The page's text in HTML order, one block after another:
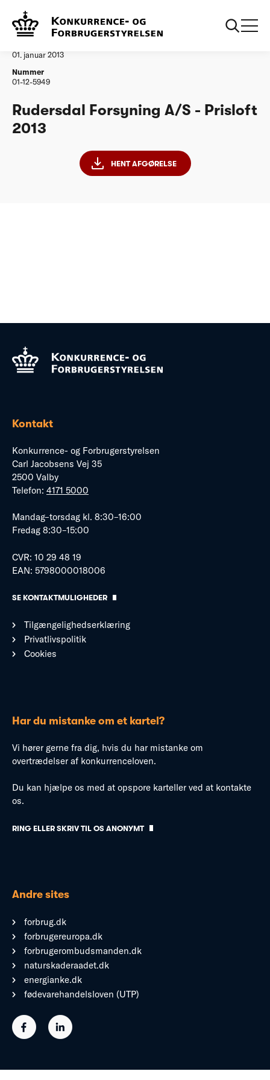
Vandtilsyn
01. januar 2013
Nummer
01-12-5949
Rudersdal Forsyning A/S - Prisloft
2013
HENT AFGØRELSE
Kontakt
Konkurrence- og Forbrugerstyrelsen
Carl Jacobsens Vej 35
2500 Valby
Telefon: 4171 5000
Mandag–torsdag kl. 8:30–16:00
Fredag 8:30–15:00
CVR: 10 29 48 19
EAN: 5798000018006
SE KONTAKTMULIGHEDER
Tilgængelighedserklæring
Privatlivspolitik
Cookies
Har du mistanke om et kartel?
Vi hører gerne fra dig, hvis du har mistanke om
overtrædelser af konkurrenceloven.
Du kan hjælpe os med at opspore karteller ved at kontakte
os.
RING ELLER SKRIV TIL OS ANONYMT
Andre sites
forbrug.dk
forbrugereuropa.dk
forbrugerombudsmanden.dk
naturskaderaadet.dk
energianke.dk
fødevarehandelsloven (UTP)